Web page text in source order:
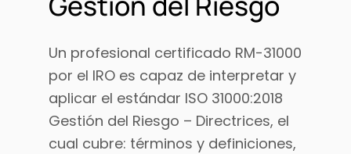
Un profesional certificado RM-31000
por el IRO es capaz de interpretar y
aplicar el estándar ISO 31000:2018
Gestión del Riesgo – Directrices, el
cual cubre: términos y definiciones,